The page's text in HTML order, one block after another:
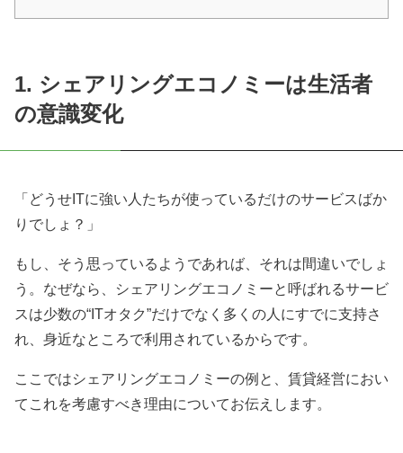
1. シェアリングエコノミーは生活者
の意識変化
「どうせITに強い人たちが使っているだけのサービスばか
りでしょ？」
もし、そう思っているようであれば、それは間違いでしょ
う。なぜなら、シェアリングエコノミーと呼ばれるサービ
スは少数の“ITオタク”だけでなく多くの人にすでに支持さ
れ、身近なところで利用されているからです。
ここではシェアリングエコノミーの例と、賃貸経営におい
てこれを考慮すべき理由についてお伝えします。